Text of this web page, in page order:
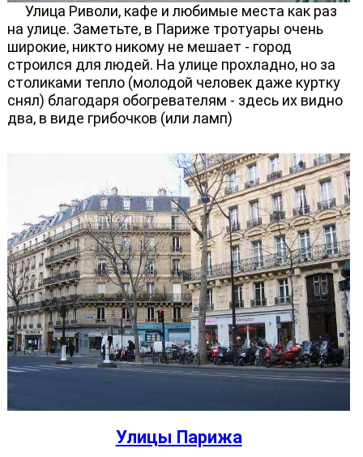
Улица Риволи, кафе и любимые места как раз
на улице. Заметьте, в Париже тротуары очень
широкие, никто никому не мешает - город
строился для людей. На улице прохладно, но за
столиками тепло (молодой человек даже куртку
снял) благодаря обогревателям - здесь их видно
два, в виде грибочков (или ламп)
Улицы Парижа